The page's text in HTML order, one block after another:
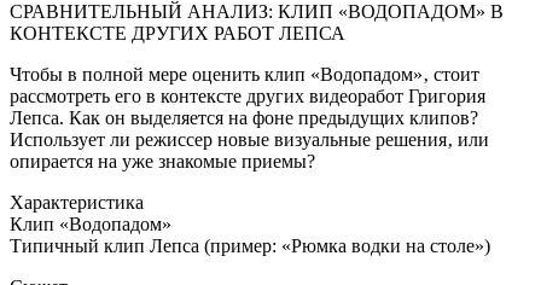
СРАВНИТЕЛЬНЫЙ АНАЛИЗ: КЛИП «ВОДОПАДОМ» В
КОНТЕКСТЕ ДРУГИХ РАБОТ ЛЕПСА
Чтобы в полной мере оценить клип «Водопадом»‚ стоит
рассмотреть его в контексте других видеоработ Григория
Лепса. Как он выделяется на фоне предыдущих клипов?
Использует ли режиссер новые визуальные решения‚ или
опирается на уже знакомые приемы?
Характеристика
Клип «Водопадом»
Типичный клип Лепса (пример: «Рюмка водки на столе»)